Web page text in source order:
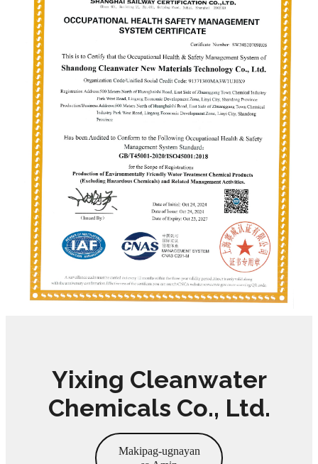
Yixing Cleanwater
Chemicals Co., Ltd.
Makipag-ugnayan